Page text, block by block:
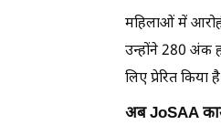
महिलाओं में
उन्होंने 280 अंक
लिए प्रेरित किया
अब JoSAA